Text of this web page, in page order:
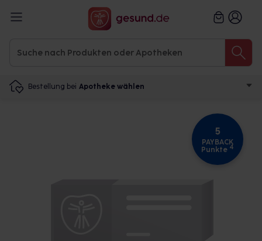
Bestellung bei Apotheke wählen
5
PAYBACK
Punkte 4